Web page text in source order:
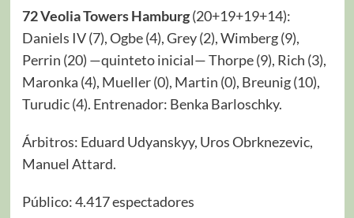
72 Veolia Towers Hamburg(20+19+19+14):
Daniels IV (7), Ogbe (4), Grey (2), Wimberg (9),
Perrin (20) —quinteto inicial— Thorpe (9), Rich (3),
Maronka (4), Mueller (0), Martin (0), Breunig (10),
Turudic (4). Entrenador: Benka Barloschky.
Árbitros: Eduard Udyanskyy, Uros Obrknezevic,
Manuel Attard.
Público: 4.417 espectadores